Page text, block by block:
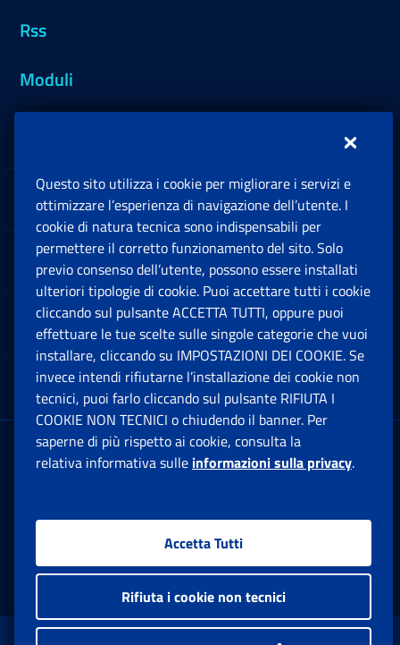
Rss
Moduli
Sedi e Contatti
Software
Note Legali
App mobile
Sede Legale : Via Ciro il Grande, 21
00144 Roma
Facebook: Apre una nuova finestra
Twitter: Apre una nuova finestra
Whatsapp: Apre una nuova
Youtube: Apre una
Instagram:
Questo sito utilizza i cookie per migliorare i servizi e
ottimizzare l’esperienza di navigazione dell’utente. I
cookie di natura tecnica sono indispensabili per
permettere il corretto funzionamento del sito. Solo
previo consenso dell’utente, possono essere installati
ulteriori tipologie di cookie. Puoi accettare tutti i cookie
cliccando sul pulsante ACCETTA TUTTI, oppure puoi
effettuare le tue scelte sulle singole categorie che vuoi
installare, cliccando su IMPOSTAZIONI DEI COOKIE. Se
invece intendi rifiutarne l’installazione dei cookie non
tecnici, puoi farlo cliccando sul pulsante RIFIUTA I
COOKIE NON TECNICI o chiudendo il banner. Per
saperne di più rispetto ai cookie, consulta la
relativa informativa sulle informazioni sulla privacy.
Accetta Tutti
Rifiuta i cookie non tecnici